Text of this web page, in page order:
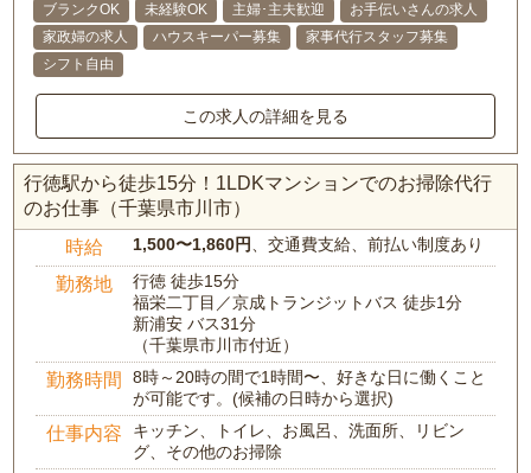
ブランクOK
未経験OK 主婦･主夫歓迎
お手伝いさんの求人
家政婦の求人
ハウスキーパー募集
家事代行スタッフ募集
シフト自由
この求人の詳細を見る
行徳駅から徒歩15分！1LDKマンションでのお掃除代行
のお仕事（千葉県市川市）
時給 1,500〜1,860円、交通費支給、前払い制度あり
勤務地
行徳 徒歩15分
福栄二丁目／京成トランジットバス 徒歩1分
新浦安 バス31分
（千葉県市川市付近）
勤務時間
8時～20時の間で1時間〜、好きな日に働くこと
が可能です。(候補の日時から選択)
仕事内容
キッチン、トイレ、お風呂、洗面所、リビン
グ、その他のお掃除